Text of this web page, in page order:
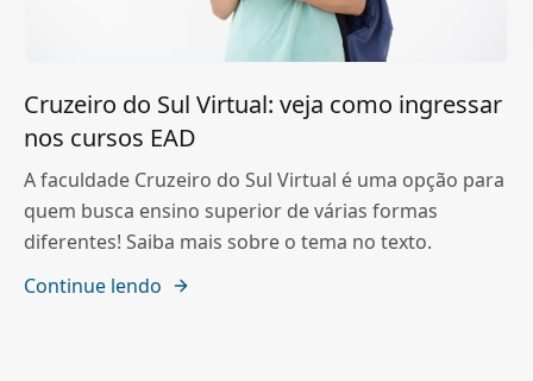
Cruzeiro do Sul Virtual: veja como ingressar
nos cursos EAD
A faculdade Cruzeiro do Sul Virtual é uma opção para
quem busca ensino superior de várias formas
diferentes! Saiba mais sobre o tema no texto.
Continue lendo